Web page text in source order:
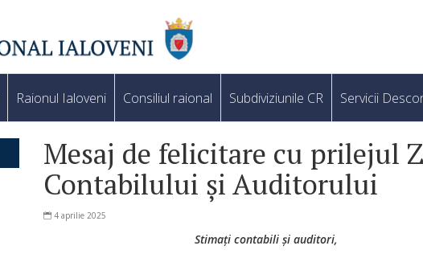
Raionul Ialoveni Consiliul raional Subdiviziunile CR Servicii
Mesaj de felicitare cu prilejul
Contabilului și Auditorului
4 aprilie 2025
Stimați contabili și auditori,